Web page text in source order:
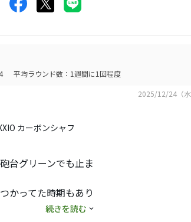
平均ラウンド数：1週間に1回程度
2025/12/24（
カーボンシャフ
台グリーンでも止ま
かってた時期もあり
ったんですが試打は
続きを読む